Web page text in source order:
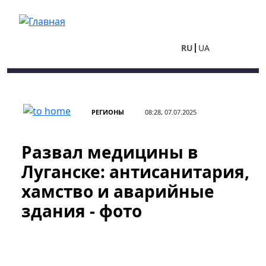
RU UA
РЕГИОНЫ 08:28, 07.07.2025
Развал медицины в
Луганске: антисанитария,
хамство и аварийные
здания - фото